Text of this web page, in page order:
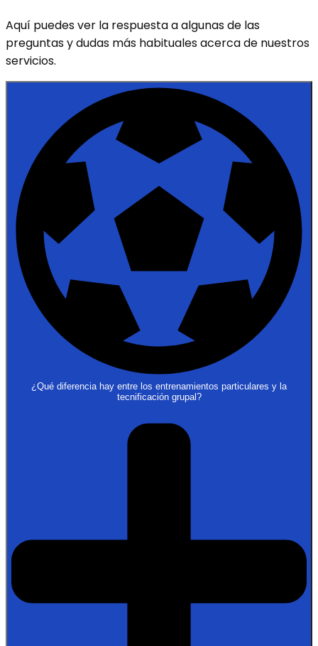
Aquí puedes ver la respuesta a algunas de las
preguntas y dudas más habituales acerca de nuestros
servicios.
¿Qué diferencia hay entre los entrenamientos particulares y la
tecnificación grupal?